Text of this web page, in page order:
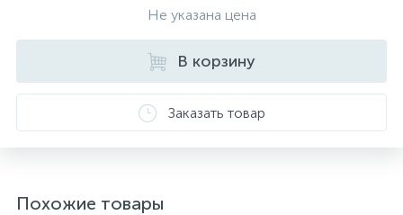
Украины, на всех изделиях стоит соответствующая
проба. К каждому ювелирному украшению
прилагаются бирка с указанием всех
параметров.*Цвета изделий на сайте могут
незначительно отличаться от реальных из-за
особенностей цветопередачи экрана
Не указана цена
В корзину
Заказать товар
Похожие товары